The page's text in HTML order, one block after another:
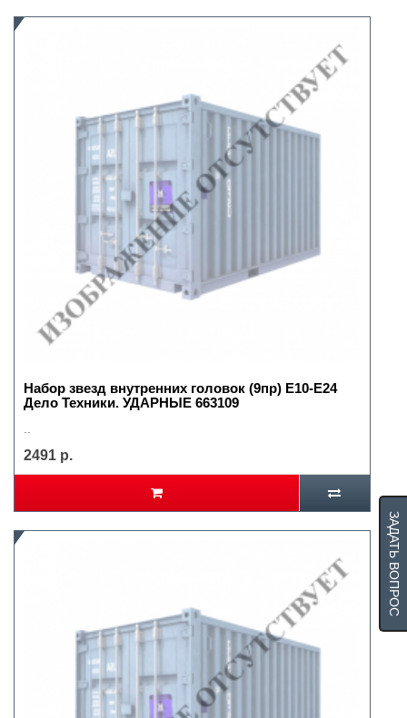
Набор звезд внутренних головок (9пр) Е10-Е24
Дело Техники. УДАРНЫЕ 663109
2491 р.
ЗАДАТЬ ВОПРОС